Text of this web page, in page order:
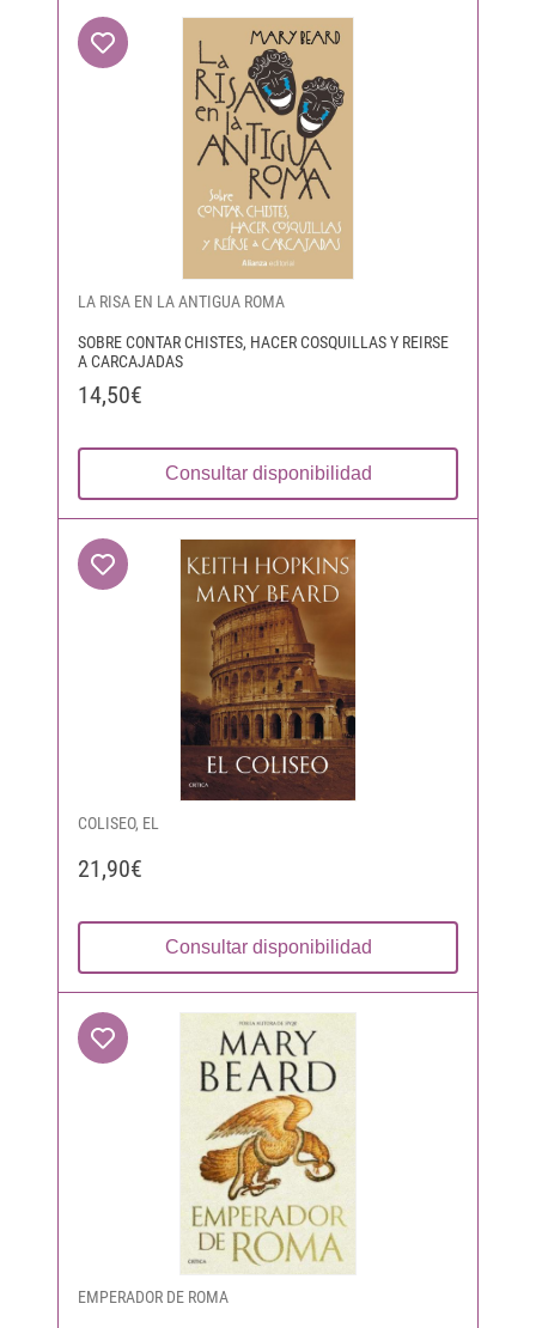
LA RISA EN LA ANTIGUA ROMA
SOBRE CONTAR CHISTES, HACER COSQUILLAS Y REIRSE
A CARCAJADAS
14,50€
Consultar disponibilidad
COLISEO, EL
21,90€
Consultar disponibilidad
EMPERADOR DE ROMA